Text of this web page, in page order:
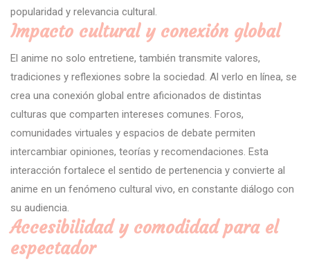
popularidad y relevancia cultural.
Impacto cultural y conexión global
El anime no solo entretiene, también transmite valores,
tradiciones y reflexiones sobre la sociedad. Al verlo en línea, se
crea una conexión global entre aficionados de distintas
culturas que comparten intereses comunes. Foros,
comunidades virtuales y espacios de debate permiten
intercambiar opiniones, teorías y recomendaciones. Esta
interacción fortalece el sentido de pertenencia y convierte al
anime en un fenómeno cultural vivo, en constante diálogo con
su audiencia.
Accesibilidad y comodidad para el
espectador